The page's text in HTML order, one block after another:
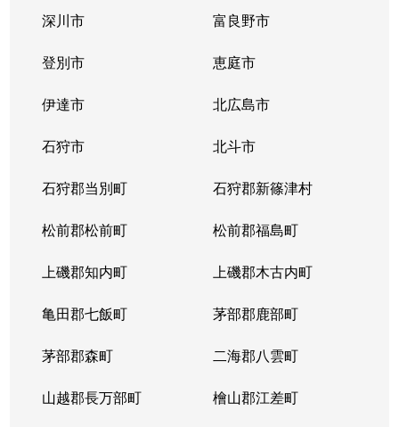
深川市 富良野市
登別市 恵庭市
伊達市 北広島市
石狩市 北斗市
石狩郡当別町 石狩郡新篠津村
松前郡松前町 松前郡福島町
上磯郡知内町 上磯郡木古内町
亀田郡七飯町 茅部郡鹿部町
茅部郡森町 二海郡八雲町
山越郡長万部町 檜山郡江差町